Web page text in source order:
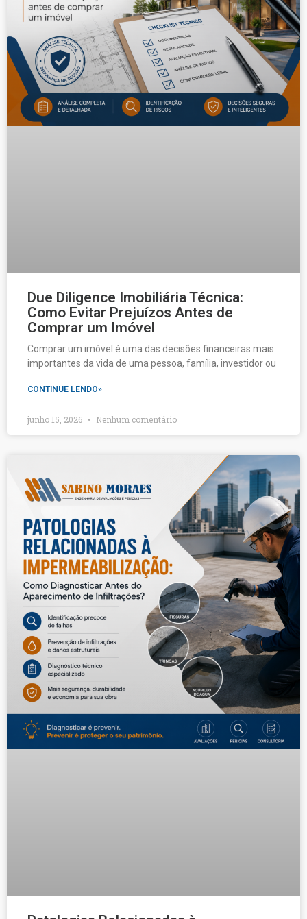
Due Diligence Imobiliária Técnica:
Como Evitar Prejuízos Antes de
Comprar um Imóvel
Comprar um imóvel é uma das decisões financeiras mais
importantes da vida de uma pessoa, família, investidor ou
CONTINUE LENDO»
junho 15, 2026 Nenhum comentário